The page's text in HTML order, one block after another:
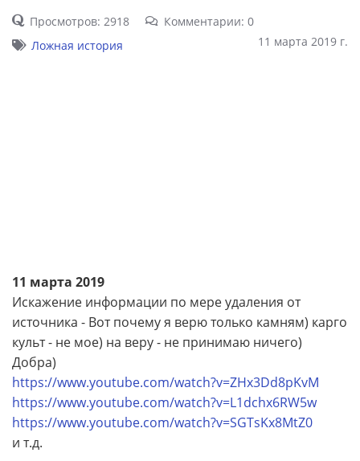
Просмотров: 2918
Комментарии: 0
11 марта 2019 г.
Ложная история
11 марта 2019
Искажение информации по мере удаления от
источника - Вот почему я верю только камням) карго
культ - не мое) на веру - не принимаю ничего)
Добра)
https://www.youtube.com/watch?v=ZHx3Dd8pKvM
https://www.youtube.com/watch?v=L1dchx6RW5w
https://www.youtube.com/watch?v=SGTsKx8MtZ0
и т.д.